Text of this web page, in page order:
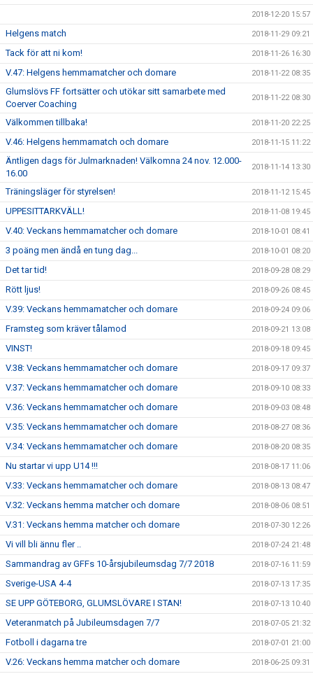
2018-12-20 15:57
Helgens match 2018-11-29 09:21
Tack för att ni kom! 2018-11-26 16:30
V.47: Helgens hemmamatcher och domare 2018-11-22 08:35
Glumslövs FF fortsätter och utökar sitt samarbete med
Coerver Coaching
2018-11-22 08:30
Välkommen tillbaka! 2018-11-20 22:25
V.46: Helgens hemmamatch och domare 2018-11-15 11:22
Äntligen dags för Julmarknaden! Välkomna 24 nov. 12.000-
16.00
2018-11-14 13:30
Träningsläger för styrelsen! 2018-11-12 15:45
UPPESITTARKVÄLL! 2018-11-08 19:45
V.40: Veckans hemmamatcher och domare 2018-10-01 08:41
3 poäng men ändå en tung dag... 2018-10-01 08:20
Det tar tid! 2018-09-28 08:29
Rött ljus! 2018-09-26 08:45
V.39: Veckans hemmamatcher och domare 2018-09-24 09:06
Framsteg som kräver tålamod 2018-09-21 13:08
VINST! 2018-09-18 09:45
V.38: Veckans hemmamatcher och domare 2018-09-17 09:37
V.37: Veckans hemmamatcher och domare 2018-09-10 08:33
V.36: Veckans hemmamatcher och domare 2018-09-03 08:48
V.35: Veckans hemmamatcher och domare 2018-08-27 08:36
V.34: Veckans hemmamatcher och domare 2018-08-20 08:35
Nu startar vi upp U14 !!! 2018-08-17 11:06
V.33: Veckans hemmamatcher och domare 2018-08-13 08:47
V.32: Veckans hemma matcher och domare 2018-08-06 08:51
V.31: Veckans hemma matcher och domare 2018-07-30 12:26
Vi vill bli ännu fler .. 2018-07-24 21:48
Sammandrag av GFFs 10-årsjubileumsdag 7/7 2018 2018-07-16 11:59
Sverige-USA 4-4 2018-07-13 17:35
SE UPP GÖTEBORG, GLUMSLÖVARE I STAN! 2018-07-13 10:40
Veteranmatch på Jubileumsdagen 7/7 2018-07-05 21:32
Fotboll i dagarna tre 2018-07-01 21:00
V.26: Veckans hemma matcher och domare 2018-06-25 09:31